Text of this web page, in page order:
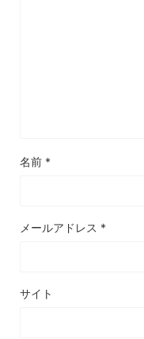
名前 *
メールアドレス *
サイト